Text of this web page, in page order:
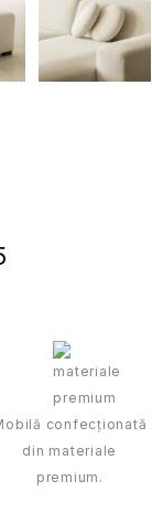
confecționată
din materiale
premium.